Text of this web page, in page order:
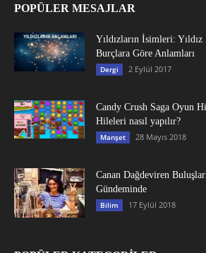
POPÜLER MESAJLAR
Yıldızların İsimleri:
Burçlara Göre Anlamları
Dergi 2 Eylül 2017
Candy Crush Saga Oyun
Hileleri nasıl yapılır?
Manşet 28 Mayıs 2018
Canan Dağdeviren
Gündeminde
Bilim 17 Eylül 2018